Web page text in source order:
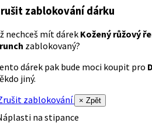
zablokování dárku
nechceš mít dárek Kožený růžový
zablokovaný?
dárek pak bude moci koupit pro
jiný.
zablokování
× Zpět